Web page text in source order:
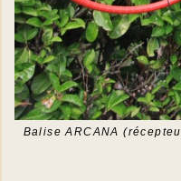
Balise ARCANA